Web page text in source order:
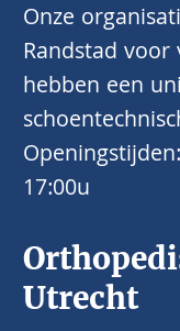
Utrecht
Onze
Randstad
hebben een
17:00u